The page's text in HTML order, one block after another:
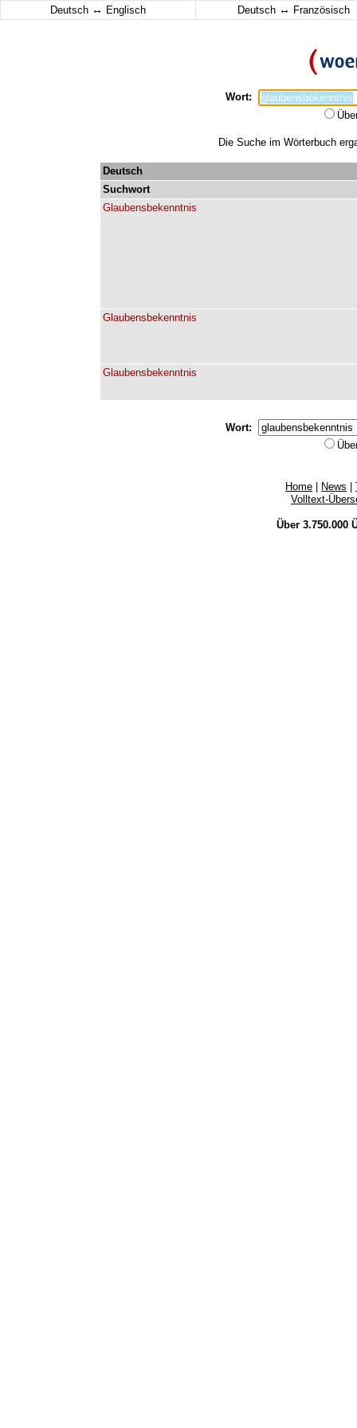
Deutsch ↔ Englisch Deutsch ↔ Französisch
Wort:
Die Suche im Wörterbuch
Deutsch
Suchwort
Glaubensbekenntnis
Glaubensbekenntnis
Glaubensbekenntnis
Wort:
Home News
Volltext-
Über 3.750.000